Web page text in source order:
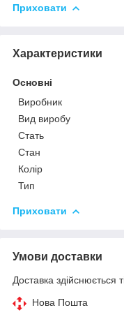
Приховати
Характеристики
Основні
Виробник
Вид виробу
Стать
Стан
Колір
Тип
Приховати
Умови доставки
Доставка здійснюється
Нова Пошта